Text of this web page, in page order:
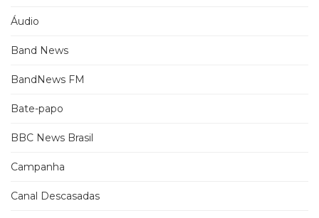
Áudio
Band News
BandNews FM
Bate-papo
BBC News Brasil
Campanha
Canal Descasadas